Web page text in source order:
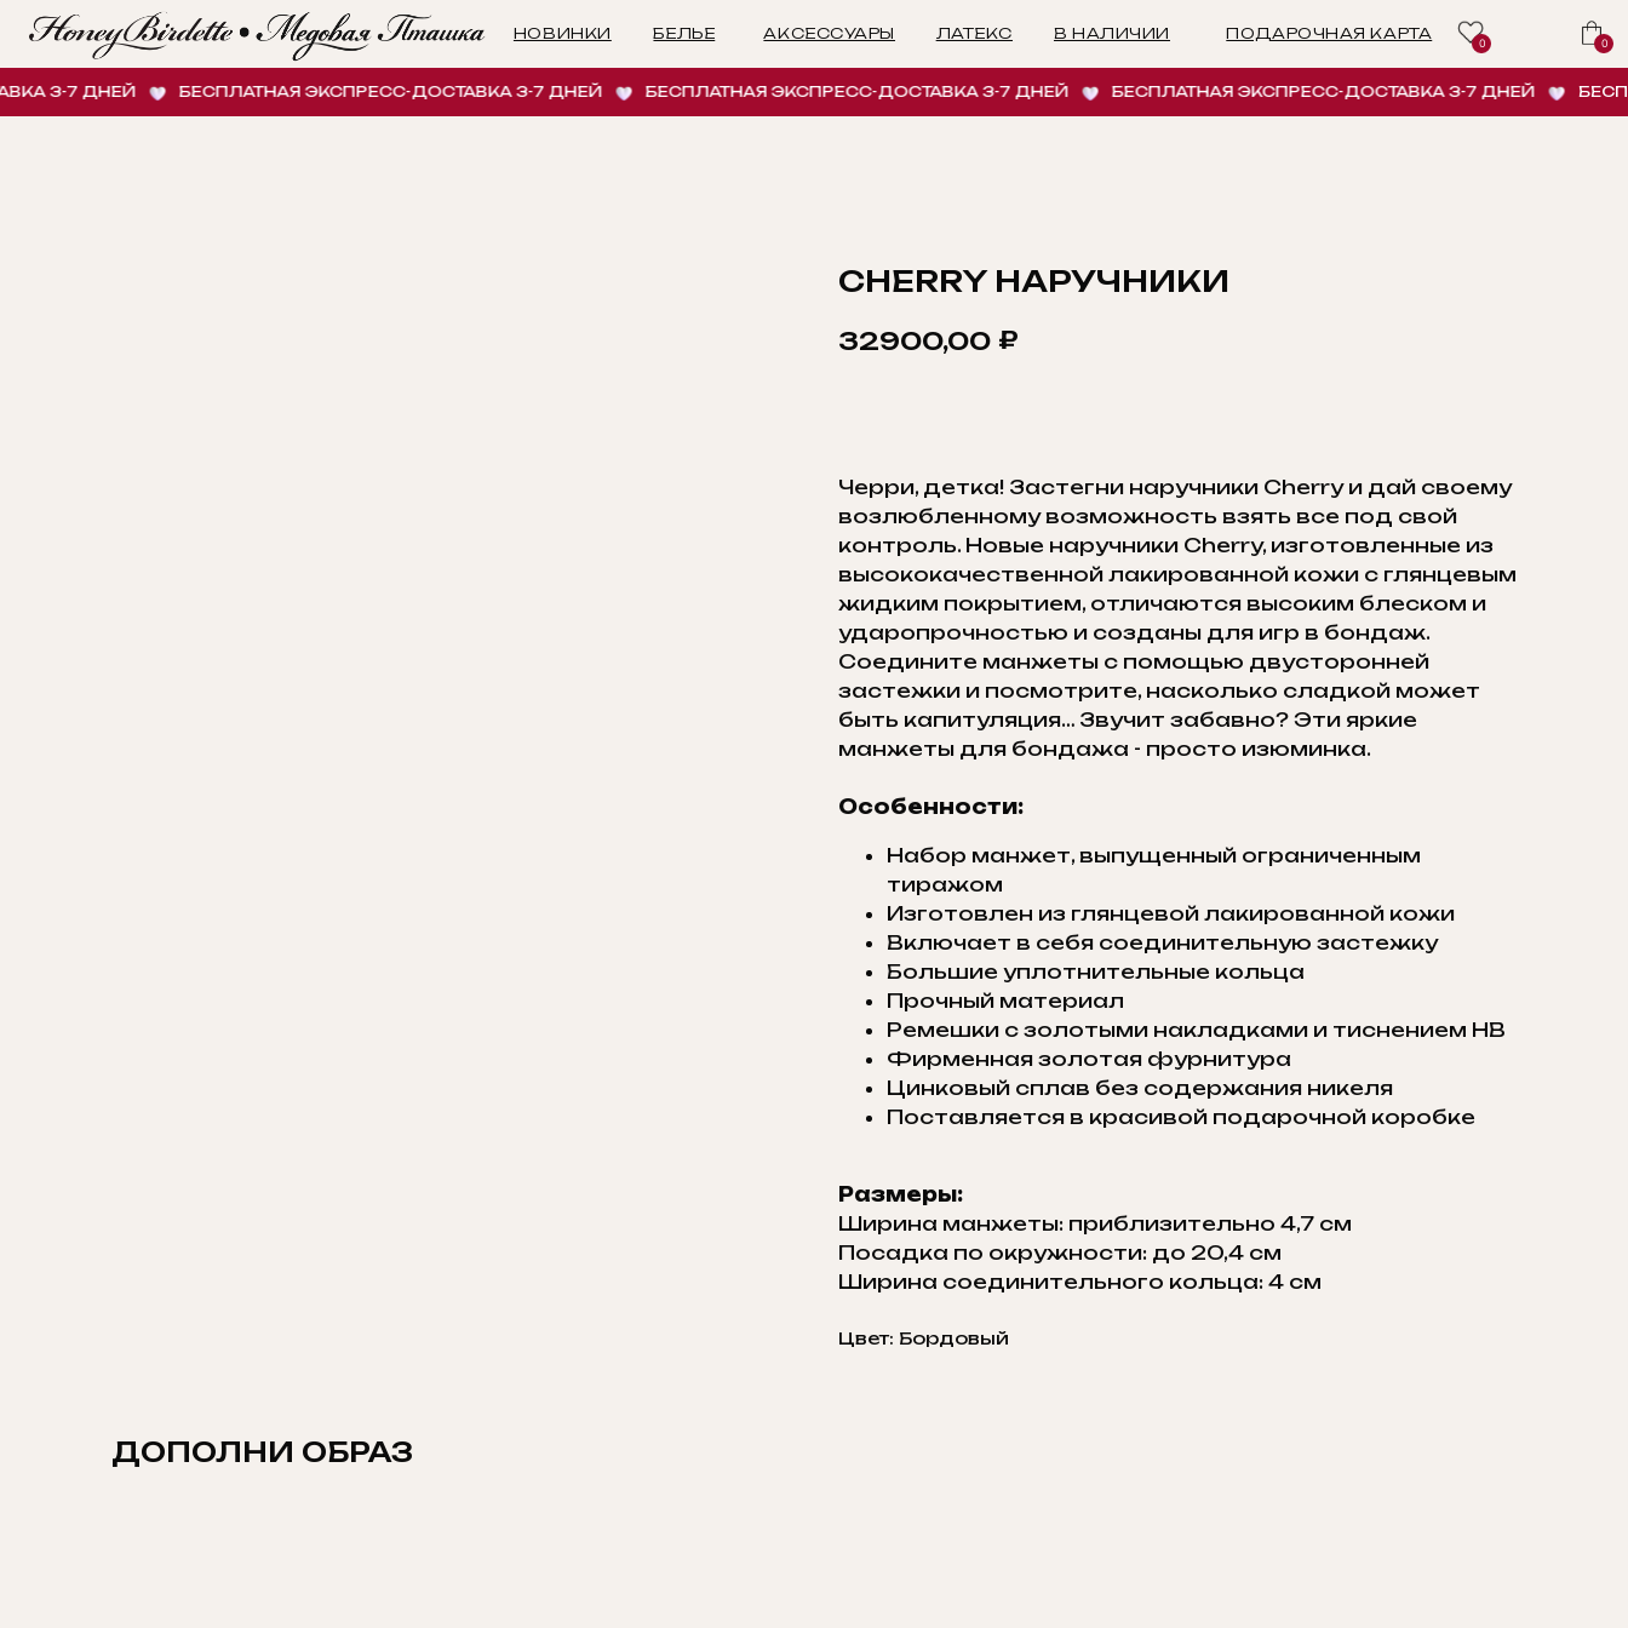
ЛАТЕКС
БЕЛЬЕ ПОДАРОЧНАЯ КАРТА
В НАЛИЧИИ
АКСЕССУАРЫ
НОВИНКИ
0 0
3-7 ДНЕЙ БЕСПЛАТНАЯ ЭКСПРЕСС-ДОСТАВКА 3-7 ДНЕЙ БЕСПЛАТНАЯ ЭКСПРЕСС-ДОСТАВКА 3-7 ДНЕЙ БЕСПЛАТНАЯ ЭКСПРЕСС-ДОСТАВКА 3-7 ДНЕЙ
CHERRY НАРУЧНИКИ
32900,00 ₽
Черри, детка! Застегни наручники Cherry и дай своему
возлюбленному возможность взять все под свой
контроль. Новые наручники Cherry, изготовленные из
высококачественной лакированной кожи с глянцевым
жидким покрытием, отличаются высоким блеском и
ударопрочностью и созданы для игр в бондаж.
Соедините манжеты с помощью двусторонней
застежки и посмотрите, насколько сладкой может
быть капитуляция… Звучит забавно? Эти яркие
манжеты для бондажа - просто изюминка.
Особенности:
Набор манжет, выпущенный ограниченным
тиражом
Изготовлен из глянцевой лакированной кожи
Включает в себя соединительную застежку
Большие уплотнительные кольца
Прочный материал
Ремешки с золотыми накладками и тиснением HB
Фирменная золотая фурнитура​
Цинковый сплав без содержания никеля
Поставляется в красивой подарочной коробке
Размеры:
Ширина манжеты: приблизительно 4,7 см
Посадка по окружности: до 20,4 см
Ширина соединительного кольца: 4 см
Цвет: Бордовый
ДОПОЛНИ ОБРАЗ